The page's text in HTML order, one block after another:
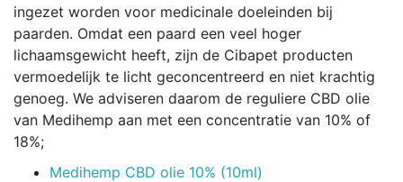
ingezet worden voor medicinale doeleinden bij
paarden. Omdat een paard een veel hoger
lichaamsgewicht heeft, zijn de Cibapet producten
vermoedelijk te licht geconcentreerd en niet krachtig
genoeg. We adviseren daarom de reguliere CBD olie
van Medihemp aan met een concentratie van 10% of
18%;
Medihemp CBD olie 10% (10ml)